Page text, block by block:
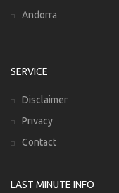
Andorra
SERVICE
Disclaimer
Privacy
Contact
LAST MINUTE INFO